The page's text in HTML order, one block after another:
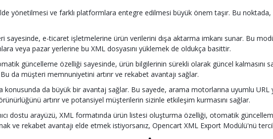
yönetilmesi ve farklı platformlara entegre edilmesi büyük önem taşır. Bu
e-ticaret işletmelerine ürün verilerini dışa aktarma imkanı sunar. Bu
veya pazar yerlerine bu XML dosyasını yüklemek de oldukça basittir.
güncelleme özelliği sayesinde, ürün bilgilerinin sürekli olarak güncel kalmasını
da müşteri memnuniyetini artırır ve rekabet avantajı sağlar.
da büyük bir avantaj sağlar. Bu sayede, arama motorlarına uyumlu URL
artırır ve potansiyel müşterilerin sizinle etkileşim kurmasını sağlar.
dostu arayüzü, XML formatında ürün listesi oluşturma özelliği, otomatik
ve rekabet avantajı elde etmek istiyorsanız, Opencart XML Export Modülü'nü